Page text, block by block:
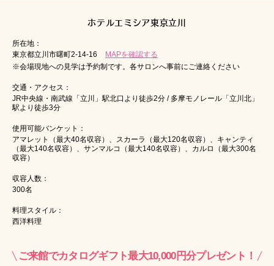
ホテルエミシア東京立川
所在地：
東京都立川市曙町2-14-16
MAPを確認する
※会場現地への見学は予約制です。各サロンへ事前にご連絡ください
交通・アクセス：
JR中央線・南武線「立川」駅北口より徒歩2分 / 多摩モノレール「立川北」
駅より徒歩3分
使用可能バンケット：
アマレット（最大40名収容）、スカーラ（最大120名収容）、キャンティ
（最大140名収容）、サンマルコ（最大140名収容）、カルロ（最大300名
収容）
収容人数：
300名
料理スタイル：
西洋料理
ご来館でカタログギフト最大10,000円分プレゼント！